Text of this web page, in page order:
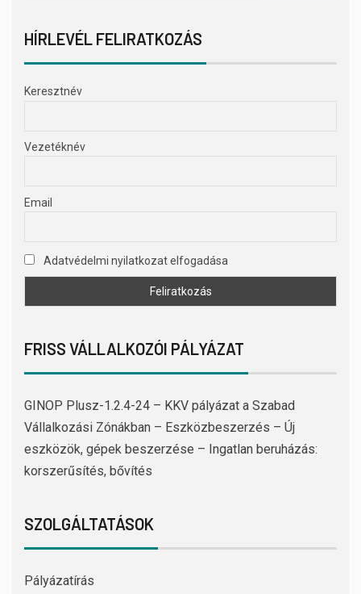
HÍRLEVÉL FELIRATKOZÁS
Keresztnév
Vezetéknév
Email
Adatvédelmi nyilatkozat elfogadása
FRISS VÁLLALKOZÓI PÁLYÁZAT
GINOP Plusz-1.2.4-24 – KKV pályázat a Szabad
Vállalkozási Zónákban – Eszközbeszerzés – Új
eszközök, gépek beszerzése – Ingatlan beruházás:
korszerűsítés, bővítés
SZOLGÁLTATÁSOK
Pályázatírás